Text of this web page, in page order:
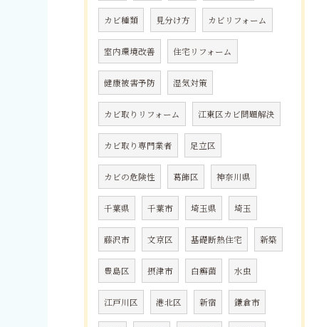
カビ種類 見分け方 カビリフォーム
室内環境改善 住宅リフォーム
健康被害予防 湿気対策
カビ取りリフォーム 江東区カビ問題解決
カビ取り専門業者 足立区
カビの危険性 葛飾区 神奈川県
千葉県 千葉市 埼玉県 埼玉
藤沢市 文京区 基礎断熱住宅 新築
豊島区 摂津市 白癬菌 水虫
江戸川区 港北区 新宿 鎌倉市